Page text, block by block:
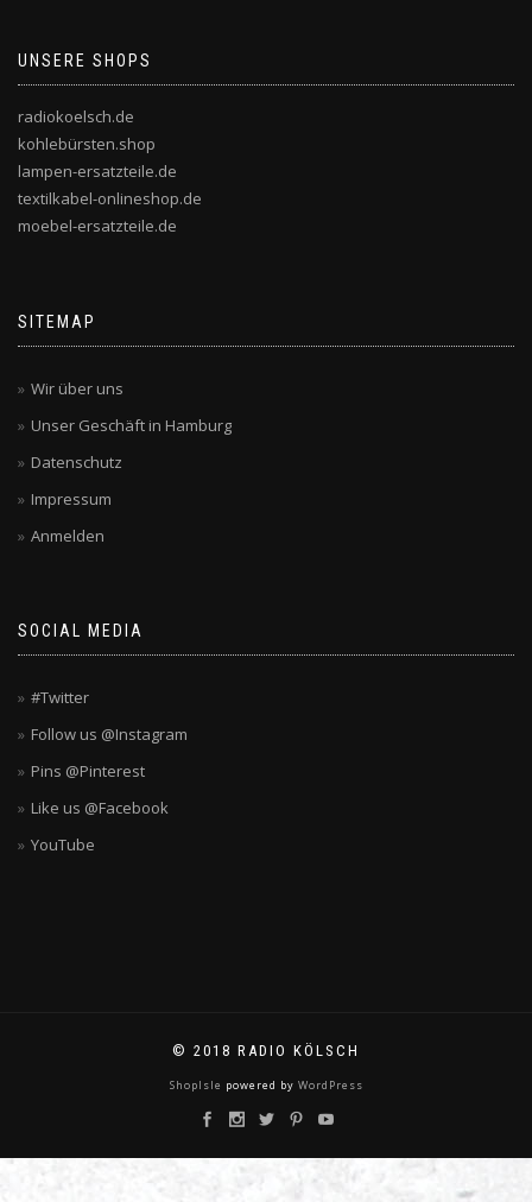
UNSERE SHOPS
radiokoelsch.de
kohlebürsten.shop
lampen-ersatzteile.de
textilkabel-onlineshop.de
moebel-ersatzteile.de
SITEMAP
Wir über uns
Unser Geschäft in Hamburg
Datenschutz
Impressum
Anmelden
SOCIAL MEDIA
#Twitter
Follow us @Instagram
Pins @Pinterest
Like us @Facebook
YouTube
© 2018 RADIO KÖLSCH
ShopIsle powered by WordPress